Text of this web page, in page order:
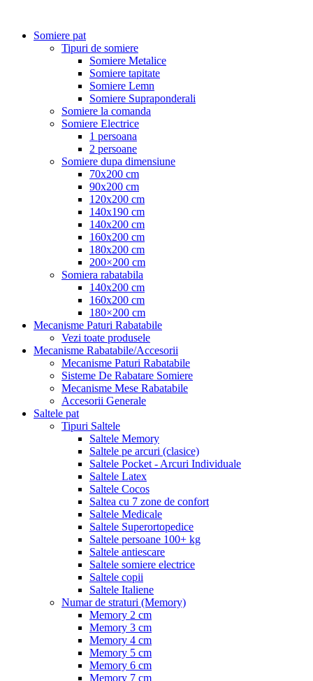
Somiere pat
Tipuri de somiere
Somiere Metalice
Somiere tapitate
Somiere Lemn
Somiere Supraponderali
Somiere la comanda
Somiere Electrice
1 persoana
2 persoane
Somiere dupa dimensiune
70x200 cm
90x200 cm
120x200 cm
140x190 cm
140x200 cm
160x200 cm
180x200 cm
200×200 cm
Somiera rabatabila
140x200 cm
160x200 cm
180×200 cm
Mecanisme Paturi Rabatabile
Vezi toate produsele
Mecanisme Rabatabile/Accesorii
Mecanisme Paturi Rabatabile
Sisteme De Rabatare Somiere
Mecanisme Mese Rabatabile
Accesorii Generale
Saltele pat
Tipuri Saltele
Saltele Memory
Saltele pe arcuri (clasice)
Saltele Pocket - Arcuri Individuale
Saltele Latex
Saltele Cocos
Saltea cu 7 zone de confort
Saltele Medicale
Saltele Superortopedice
Saltele persoane 100+ kg
Saltele antiescare
Saltele somiere electrice
Saltele copii
Saltele Italiene
Numar de straturi (Memory)
Memory 2 cm
Memory 3 cm
Memory 4 cm
Memory 5 cm
Memory 6 cm
Memory 7 cm